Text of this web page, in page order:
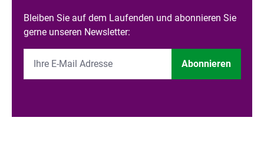
Bleiben Sie auf dem Laufenden und abonnieren Sie
gerne unseren Newsletter:
Abonnieren